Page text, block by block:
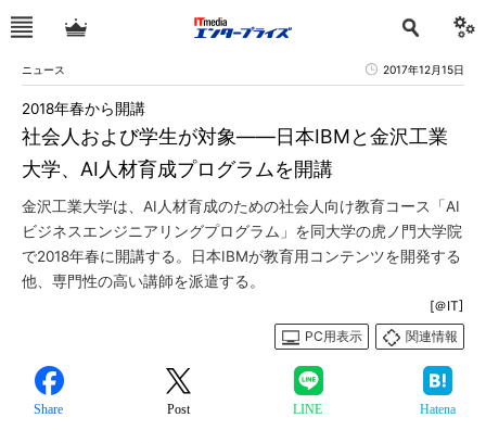
ニュース 2017年12月15日
社会人および学生が対象――日本IBMと金沢工業
大学、AI人材育成プログラムを開講
2018年春から開講
金沢工業大学は、AI人材育成のための社会人向け教育コース「AI
ビジネスエンジニアリングプログラム」を同大学の虎ノ門大学院
で2018年春に開講する。日本IBMが教育用コンテンツを開発する
他、専門性の高い講師を派遣する。
[＠IT]
PC用表示
関連情報
Share Post LINE Hatena